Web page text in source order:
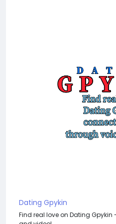
Dating Gpykin
Find real love on Dating